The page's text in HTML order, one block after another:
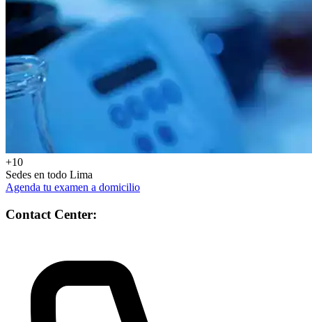
+10
Sedes en todo Lima
Agenda tu examen a domicilio
Contact Center: